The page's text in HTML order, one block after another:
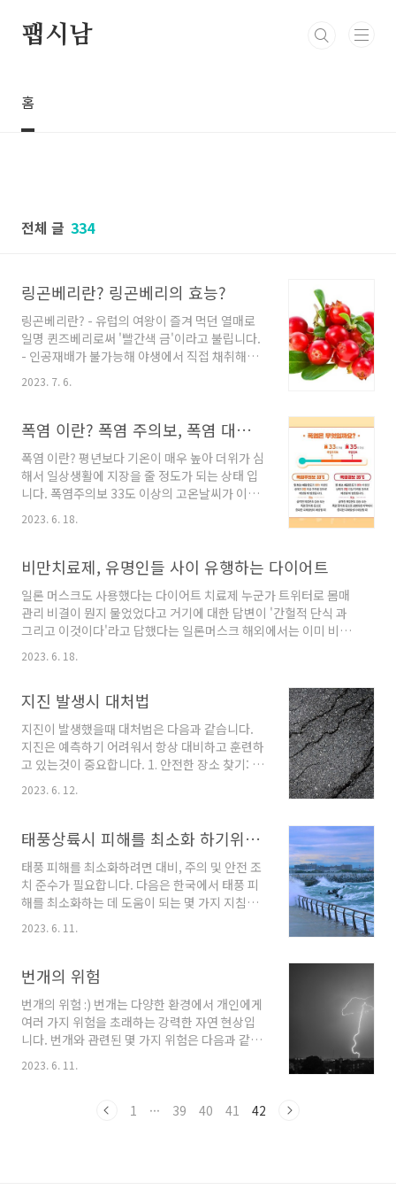
팹시남
홈
전체 글 334
링곤베리란? 링곤베리의 효능?
링곤베리란? - 유럽의 여왕이 즐겨 먹던 열매로
일명 퀸즈베리로써 '빨간색 금'이라고 불립니다.
- 인공재배가 불가능해 야생에서 직접 채취해야
하는 매우 귀한 건강식으로 최근에는 영국에서
10대 슈퍼푸드로 뽑혔으며, 주로 약재로 사용되
는 북유럽(대표지역 핀란드)과 북미지역으로 알
려져 있습니다. 링곤베리의 효능은? * 혈당과 지
방 억제 - 혈당 조절, 콜레스테롤&중성지방 개선,
앞선 연구와 동일한 연구에서 링곤베리의 심혈관
계 개선 효과도 확인할 수 있습니다. - 고지방 식
이 후 링곤베리를 섭취한 쥐들은 고지방 식이 쥐
시켰습니다. * 노화 방지 - 링곤베리의 주요 효
능..
2023. 7. 6.
폭염 이란? 폭염 주의보, 폭염 대처방법
폭염 이란? 평년보다 기온이 매우 높아 더위가 심
해서 일상생활에 지장을 줄 정도가 되는 상태 입
니다. 폭염주의보 33도 이상의 고온날씨가 이틀
이상 지속되면 발령 혹은 급격한 체감 온도 상승
또는 폭염 장기화 등으로 중대한 피해발생이 예
이상 지속되면 발령 혹은 급격한 체감 온도 상승
또는 폭염 장기화 등으로 광범위한 지역에서 중
대한 피해발생이 예상될때 폭염 안전 수칙 1. 음
료보다 수분섭취를 많이 한다 2. 현기증 두통 발
생시 시원한 장소로 이동한다 3. 운도가 높아지는
10~12시 가장더운 14시~16시에는 가급적 야외
도 내외로 유지한다 또한 기상상황을 수시로 확..
2023. 6. 18.
비만치료제, 유명인들 사이 유행하는 다이어트
일론 머스크도 사용했다는 다이어트 치료제 누군가 트위터로 몸매
관리 비결이 뭔지 물었었다고 거기에 대한 답변이 '간헐적 단식 과
그리고 이것이다'라고 답했다는 일론머스크 해외에서는 이미 비만
치료제로 유명인들 사이에서 유행이 되고 있고 유명 여배우는 3주
만에 7kg감량 했다고도 하는등 많이 회자가 되고 있다고 한다 우선
먹는 약이 아닌 직접 주사가 가능한 주사제 해당 치료제의 이름은
위고비 라고 한다 대한민국에서도 4월27일 식품의약품안전처에서
위고비 프리필드펜 5개 용량(0.25mg, 0.5mg, 1.0mg, 1.7mg,
2.4mg) 을 국내 허가했다고 한다 지방을 녹이는 작용이 아닌 배고
픔을 덜 느끼게 하여 음식 섭취를 줄이도록 하는 효과가 있는듯 어
떤작용을 하기에 배고픔이 안느껴지도록 하는걸까? 우리..
2023. 6. 18.
지진 발생시 대처법
지진이 발생했을때 대처법은 다음과 같습니다.
지진은 예측하기 어려워서 항상 대비하고 훈련하
고 있는것이 중요합니다. 1. 안전한 장소 찾기: 가
능한 한 빨리 안전한 장소를 찾아 이동해야합니
다. 즉시 건물에 들어가거나 열린 공간을 떠나야
물 안으로 들어가십시오. 기둥이나 현관문 주변
은 피하세요. 열린 공간: 건물에 들어갈 수 없는
경우 열린 공간의 안전한 장소로 이동하십시오.
구조물 및 나무와 같은 큰 물체에서 멀리 떨어지
십시오. 2. 안전한 자세: 엎드려 덮고 붙잡기: 지
진이 발생하면 "떨어뜨리고 덮고 움켜쥐는" 자세
는 튼튼한 가구: 안전한 장소가 없으면 문틀이나
2023. 6. 12.
태풍상륙시 피해를 최소화 하기위한 조치사항
태풍 피해를 최소화하려면 대비, 주의 및 안전 조
치 준수가 필요합니다. 다음은 한국에서 태풍 피
해를 최소화하는 데 도움이 되는 몇 가지 지침입
는 태풍의 진행 상황과 강도를 추적하기 위해 지
는 기상 정보를 계속 주시하십시오. 공식 경보 준
수: 당국에서 발표한 공식 태풍 경보 및 주의보에
주의하십시오. 진지하게 받아들이고 그에 따라
행동하십시오. 재산 준비: 느슨한 물건 고정: 야외
가구, 식물 및 강한 바람에 발사체가 될 수 있는
느슨한 물건을 고정하거나 보관하십시오. 울타
동안 잠재적으로 떨어져 피해를 줄 수 있는..
2023. 6. 11.
번개의 위험
번개의 위험 :) 번개는 다양한 환경에서 개인에게
여러 가지 위험을 초래하는 강력한 자연 현상입
니다. 번개와 관련된 몇 가지 위험은 다음과 같습
을 입거나 심지어 사망할 수도 있습니다. 높은 전
신경 손상 및 기타 생명을 위협하는 부상을 유발
2023. 6. 11.
1 ··· 39 40 41 42